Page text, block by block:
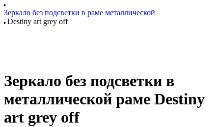
Зеркало без подсветки в раме металлической
Destiny art grey off
Зеркало без подсветки в
металлической раме Destiny
art grey off